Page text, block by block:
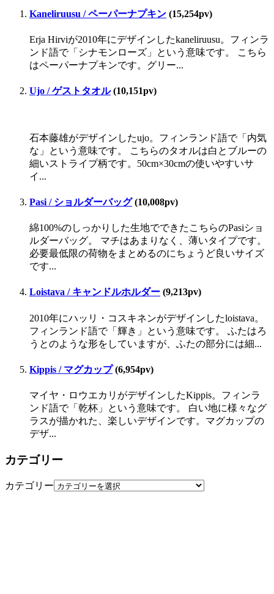
Kaneliruusu / ペーパーナプキン (15,254pv)
Erja Hirviが2010年にデザインしたkaneliruusu。フィンラ
ンド語で「シナモンローズ」という意味です。 こちら
はペーパーナプキンです。グリー...
Ujo / ゲストタオル(10,151pv)
石本藤雄がデザインしたujo。フィンランド語で「内気
な」という意味です。 こちらのタオルは白とブルーの
細いストライプ柄です。50cm×30cmの使いやすいサ
イ...
Pasi / ショルダーバッグ(10,008pv)
綿100%のしっかりした生地でできたこちらのPasiショ
ルダーバッグ。 マチはあまりなく、薄いタイプです。
必要最低限の荷物をまとめるのにちょうど良いサイズ
です...
Loistava / キャンドルホルダー (9,213pv)
2010年にハッリ・コスキネンがデザインしたloistava。
フィンランド語で「輝き」という意味です。 ふたはろ
うとのような形をしていますが、ふたの部分には細...
Kippis / マグカップ(6,954pv)
マイヤ・ロウエカリがデザインしたKippis。フィンラ
ンド語で「乾杯」という意味です。 白い地に様々なグ
ラスが描かれた、楽しいデザインです。マグカップの
デザ...
カテゴリー
カテゴリー